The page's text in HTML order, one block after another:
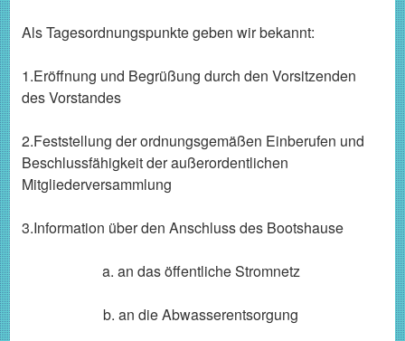
Als Tagesordnungspunkte geben wir bekannt:
1.Eröffnung und Begrüßung durch den Vorsitzenden
des Vorstandes
2.Feststellung der ordnungsgemäßen Einberufen und
Beschlussfähigkeit der außerordentlichen
Mitgliederversammlung
3.Information über den Anschluss des Bootshause
a. an das öffentliche Stromnetz
b. an die Abwasserentsorgung